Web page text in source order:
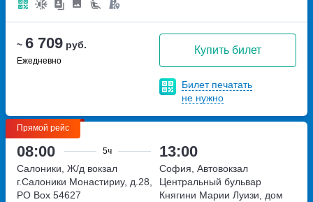
~ 6 709 руб.
Ежедневно
Купить билет
Билет печатать
не нужно
Прямой рейс
08:00 5ч 13:00
Салоники, Ж/д вокзал
г.Салоники Монастириу, д.28,
PO Box 54627
София, Автовокзал
Центральный бульвар
Княгини Марии Луизи, дом